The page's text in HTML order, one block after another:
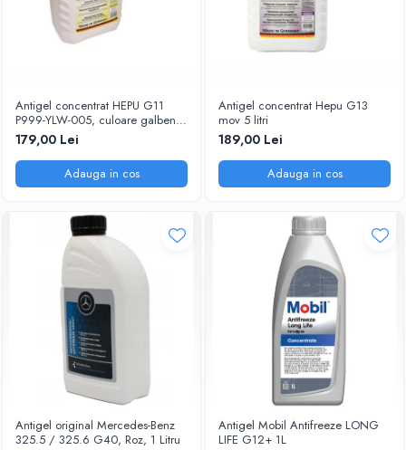
Antigel concentrat HEPU G11
P999-YLW-005, culoare galben,
volum 5 litri
179,00 Lei
Adauga in cos
Antigel concentrat Hepu G13
mov 5 litri
189,00 Lei
Adauga in cos
Antigel original Mercedes-Benz
325.5 / 325.6 G40, Roz, 1 Litru
Antigel Mobil Antifreeze LONG
LIFE G12+ 1L